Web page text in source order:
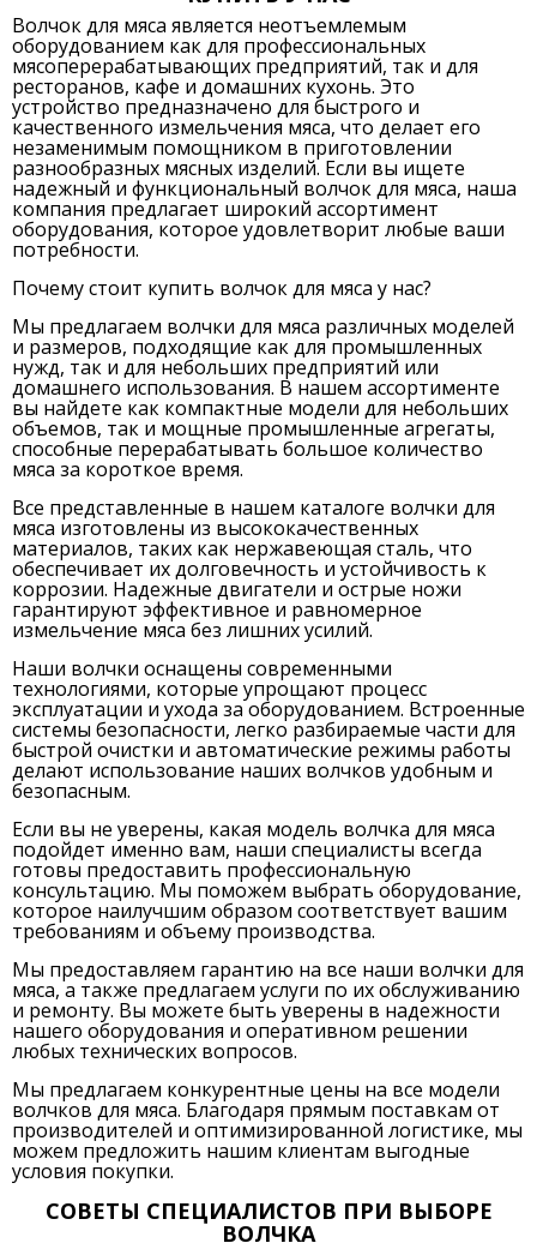
Волчок для мяса является неотъемлемым
оборудованием как для профессиональных
мясоперерабатывающих предприятий, так и для
ресторанов, кафе и домашних кухонь. Это
устройство предназначено для быстрого и
качественного измельчения мяса, что делает его
незаменимым помощником в приготовлении
разнообразных мясных изделий. Если вы ищете
надежный и функциональный волчок для мяса, наша
компания предлагает широкий ассортимент
оборудования, которое удовлетворит любые ваши
потребности.
Почему стоит купить волчок для мяса у нас?
Мы предлагаем волчки для мяса различных моделей
и размеров, подходящие как для промышленных
нужд, так и для небольших предприятий или
домашнего использования. В нашем ассортименте
вы найдете как компактные модели для небольших
объемов, так и мощные промышленные агрегаты,
способные перерабатывать большое количество
мяса за короткое время.
Все представленные в нашем каталоге волчки для
мяса изготовлены из высококачественных
материалов, таких как нержавеющая сталь, что
обеспечивает их долговечность и устойчивость к
коррозии. Надежные двигатели и острые ножи
гарантируют эффективное и равномерное
измельчение мяса без лишних усилий.
Наши волчки оснащены современными
технологиями, которые упрощают процесс
эксплуатации и ухода за оборудованием. Встроенные
системы безопасности, легко разбираемые части для
быстрой очистки и автоматические режимы работы
делают использование наших волчков удобным и
безопасным.
Если вы не уверены, какая модель волчка для мяса
подойдет именно вам, наши специалисты всегда
готовы предоставить профессиональную
консультацию. Мы поможем выбрать оборудование,
которое наилучшим образом соответствует вашим
требованиям и объему производства.
Мы предоставляем гарантию на все наши волчки для
мяса, а также предлагаем услуги по их обслуживанию
и ремонту. Вы можете быть уверены в надежности
нашего оборудования и оперативном решении
любых технических вопросов.
Мы предлагаем конкурентные цены на все модели
волчков для мяса. Благодаря прямым поставкам от
производителей и оптимизированной логистике, мы
можем предложить нашим клиентам выгодные
условия покупки.
СОВЕТЫ СПЕЦИАЛИСТОВ ПРИ ВЫБОРЕ
ВОЛЧКА